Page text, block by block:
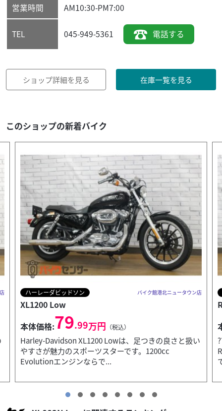
営業時間
AM10:30-PM7:00
TEL 045-949-5361 電話する
ショップ詳細を見る 在庫一覧を見る
このショップの新着バイク
ホンダ バイク館港北ニュータウン店
REBEL 250
本体価格:49.99万円 （税込）
?? REBEL 250 2020年モデルの特徴人気の2020年式
Rebel 250が入荷しました。足つきの良さと扱いやすさ
で、初心者からベテランまで幅広...